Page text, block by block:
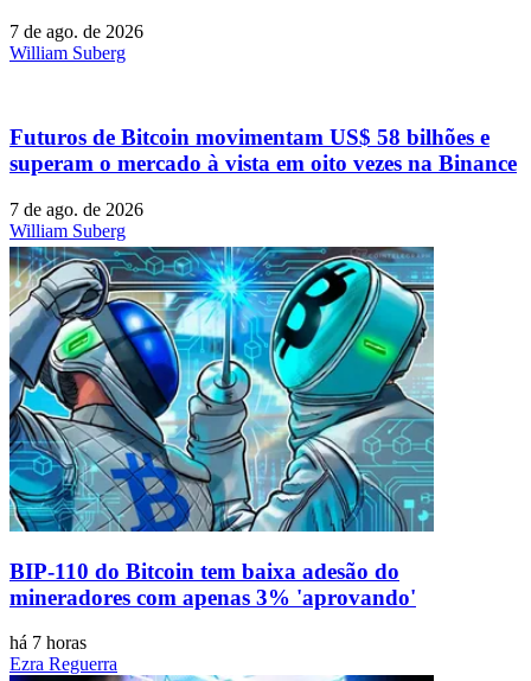
7 de ago. de 2026
William Suberg
Futuros de Bitcoin movimentam US$ 58 bilhões e
superam o mercado à vista em oito vezes na Binance
7 de ago. de 2026
William Suberg
BIP-110 do Bitcoin tem baixa adesão do
mineradores com apenas 3% 'aprovando'
há 7 horas
Ezra Reguerra